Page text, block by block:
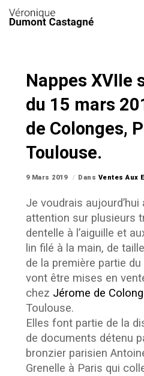
Nappes XVIIe
du 15 mars
de Colonges,
Toulouse.
9 Mars 2019 Dans Ventes Aux
Je voudrais
attention sur plusieurs
dentelle à l’aiguille et
lin filé à la main, de
de la première partie
vont être mises en
chez Jérome de
Toulouse.
Elles font partie de la
de documents détenu
bronzier parisien
Grenelle à Paris qui